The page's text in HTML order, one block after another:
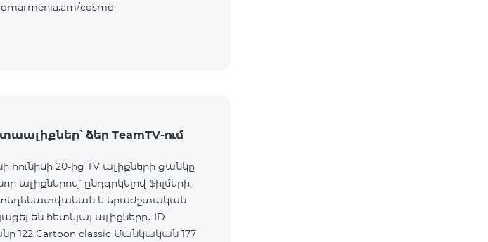
cosmo
ձեր TeamTV-ում
հունիսի 20-ից TV ալիքների ցանկը
ալիքներով՝ ընդգրկելով ֆիլմերի,
և երաժշտական
են հետևյալ ալիքները․ ID